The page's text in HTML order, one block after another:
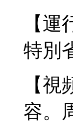
【
特別
【
容。